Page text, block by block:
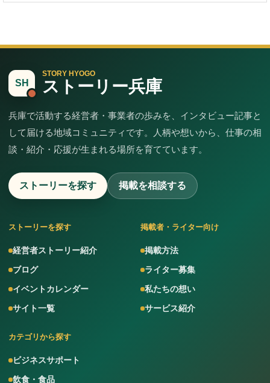
SH
STORY HYOGO
ストーリー兵庫
兵庫で活動する経営者・事業者の歩みを、インタビュー記事と
して届ける地域コミュニティです。人柄や想いから、仕事の相
談・紹介・応援が生まれる場所を育てています。
ストーリーを探す 掲載を相談する
ストーリーを探す
経営者ストーリー紹介
ブログ
イベントカレンダー
サイト一覧
掲載者・ライター向け
掲載方法
ライター募集
私たちの想い
サービス紹介
カテゴリから探す
ビジネスサポート
飲食・食品